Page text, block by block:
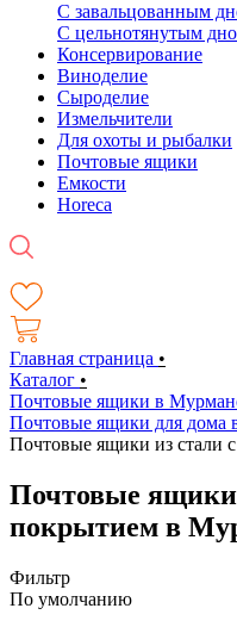
С завальцованным
С цельнотянутым
Консервирование
Виноделие
Сыроделие
Измельчители
Для охоты и рыбалки
Почтовые ящики
Емкости
Horeca
Главная страница •
Каталог •
Почтовые ящики в
Почтовые ящики для дома
Почтовые ящики из стали
Почтовые ящики
покрытием в
Фильтр
По умолчанию